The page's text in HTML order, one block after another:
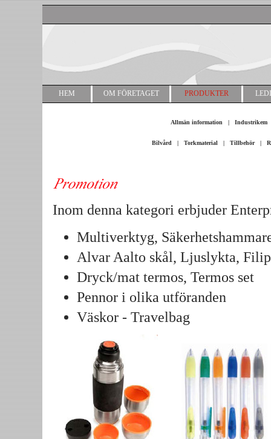
HEM OM FÖRETAGET PRODUKTER
Allmän information | Industrikem
Bilvård | Torkmaterial| Tillbehör|
Inom denna kategori erbjuder
Multiverktyg,
Alvar Aalto skål, Ljuslykta,
Dryck/mat termos, Termos set
Pennor i olika utföranden
Väskor - Travelbag